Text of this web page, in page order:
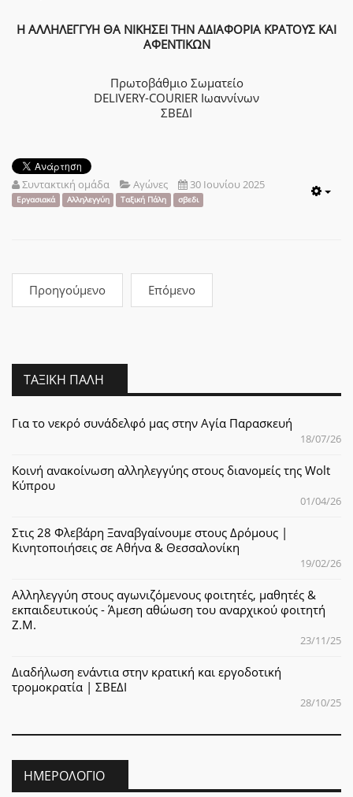
Η ΑΛΛΗΛΕΓΓΥΗ ΘΑ ΝΙΚΗΣΕΙ ΤΗΝ ΑΔΙΑΦΟΡΙΑ ΚΡΑΤΟΥΣ ΚΑΙ
ΑΦΕΝΤΙΚΩΝ
Πρωτοβάθμιο Σωματείο
DELIVERY-COURIER Ιωαννίνων
ΣΒΕΔΙ
Συντακτική ομάδα Αγώνες 30 Ιουνίου 2025
Εργασιακά Αλληλεγγύη Ταξική Πάλη σβεδι
Προηγούμενο Επόμενο
ΤΑΞΙΚΉ ΠΆΛΗ
Για το νεκρό συνάδελφό μας στην Αγία Παρασκευή
18/07/26
Κοινή ανακοίνωση αλληλεγγύης στους διανομείς της Wolt
Κύπρου
01/04/26
Στις 28 Φλεβάρη Ξαναβγαίνουμε στους Δρόμους |
Κινητοποιήσεις σε Αθήνα & Θεσσαλονίκη
19/02/26
Αλληλεγγύη στους αγωνιζόμενους φοιτητές, μαθητές &
εκπαιδευτικούς - Άμεση αθώωση του αναρχικού φοιτητή
Ζ.Μ.
23/11/25
Διαδήλωση ενάντια στην κρατική και εργοδοτική
τρομοκρατία | ΣΒΕΔΙ
28/10/25
ΗΜΕΡΟΛΌΓΙΟ